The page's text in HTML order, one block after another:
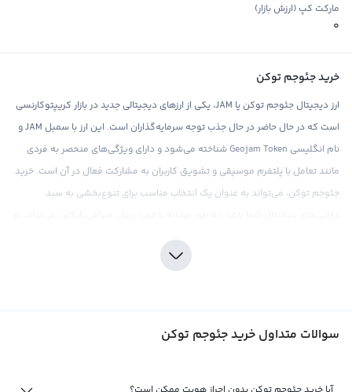
مارکت کپ (ارزش بازار)
0
خرید جئوجم توکن
ارز دیجیتال جئوجم توکن یا JAM، یکی از ارزهای دیجیتالی جدید در بازار کریپتوکارنسی
است که در حال حاضر در حال جذب توجه سرمایه‌گذاران است. این ارز با سمبل JAM و
نام انگلیسی Geojam Token شناخته می‌شود و دارای ویژگی‌های منحصر به فردی
مانند تعامل با پلتفرم موسیقی و تشویق کاربران به مشارکت فعال در آن است. خرید
جئوجم توکن، می‌تواند به عنوان یک انتخاب مناسب برای تنوع‌بخشی به سبد
با توجه به نوسانات شدیدی که در بازار کریپتوکارنسی وجود دارد، خرید هرگونه ارز
صرافی با ابزارهای تحلیلی و اطلاعات به‌روز بازار، به شما در تحقیقات و تصمیم‌گیری‌های
سوالات متداول خرید جئوجم توکن